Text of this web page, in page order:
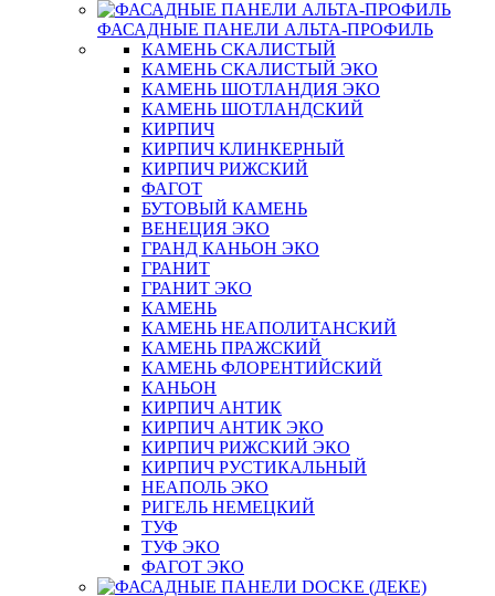
ФАСАДНЫЕ ПАНЕЛИ АЛЬТА-ПРОФИЛЬ
КАМЕНЬ СКАЛИСТЫЙ
КАМЕНЬ СКАЛИСТЫЙ ЭКО
КАМЕНЬ ШОТЛАНДИЯ ЭКО
КАМЕНЬ ШОТЛАНДСКИЙ
КИРПИЧ
КИРПИЧ КЛИНКЕРНЫЙ
КИРПИЧ РИЖСКИЙ
ФАГОТ
БУТОВЫЙ КАМЕНЬ
ВЕНЕЦИЯ ЭКО
ГРАНД КАНЬОН ЭКО
ГРАНИТ
ГРАНИТ ЭКО
КАМЕНЬ
КАМЕНЬ НЕАПОЛИТАНСКИЙ
КАМЕНЬ ПРАЖСКИЙ
КАМЕНЬ ФЛОРЕНТИЙСКИЙ
КАНЬОН
КИРПИЧ АНТИК
КИРПИЧ АНТИК ЭКО
КИРПИЧ РИЖСКИЙ ЭКО
КИРПИЧ РУСТИКАЛЬНЫЙ
НЕАПОЛЬ ЭКО
РИГЕЛЬ НЕМЕЦКИЙ
ТУФ
ТУФ ЭКО
ФАГОТ ЭКО